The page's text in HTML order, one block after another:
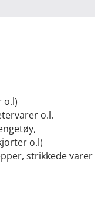
o.l)
o.l.
o.l)
strikkede varer